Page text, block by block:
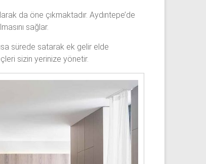
da öne çıkmaktadır. Aydıntepe’de
sağlar.
sürede satarak ek gelir elde
sizin yerinize yönetir.